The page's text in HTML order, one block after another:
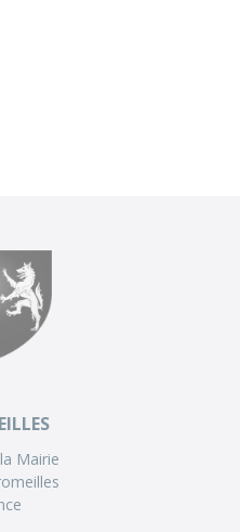
Mairie